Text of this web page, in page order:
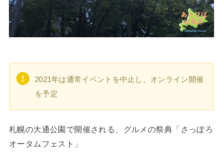
2021年は通常イベントを中止し、オンライン開催
を予定
札幌の大通公園で開催される、グルメの祭典「さっぽろ
オータムフェスト」